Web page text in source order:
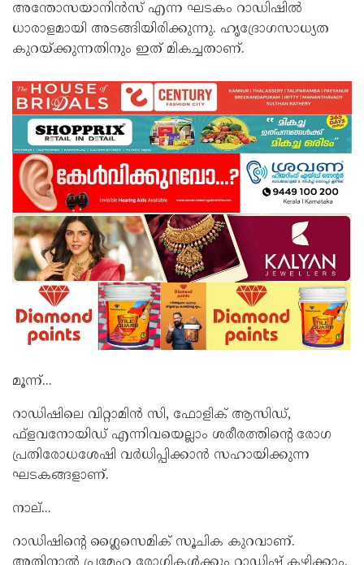
അന്തോസയാനിന്‍സ് എന്ന ഘടകം റാഡിഷില്‍
ധാരാളമായി അടങ്ങിയിരിക്കുന്നു. ഹൃദ്രോഗസാധ്യത
കുറയ്ക്കുന്നതിനും ഇത് മികച്ചതാണ്.
മൂന്ന്...
റാഡിഷിലെ വിറ്റാമിന്‍ സി, ഫോളിക് ആസിഡ്,
ഫ്‌ളവനോയിഡ് എന്നിവയെല്ലാം ശരീരത്തിന്‍റെ രോഗ
പ്രതിരോധശേഷി വര്‍ധിപ്പിക്കാന്‍ സഹായിക്കുന്ന
ഘടകങ്ങളാണ്.
നാല്...
റാഡിഷിന്‍റെ ഗ്ലൈസെമിക് സൂചിക കുറവാണ്.